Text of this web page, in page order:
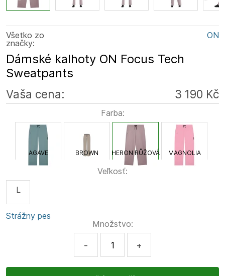
Všetko zo
značky:
ON
Dámské kalhoty ON Focus Tech
Sweatpants
Vaša cena: 3 190 Kč
Farba:
AGAVE BROWN HERON RŮŽOVÁ MAGNOLIA
Veľkosť:
L
Strážny pes
Množstvo:
- +